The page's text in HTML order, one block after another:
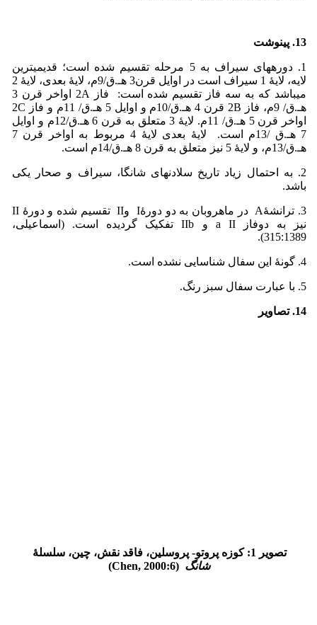
13. پی­نوشت
1. دوره­های سیراف به 5 مرحله تقسیم شده است؛ قدیمی­ترین
لایه، لایۀ 1 سیراف است در اوایل قرن3 هـ.ق/9م، لایۀ بعدی، لایۀ 2
می­باشد که به سه فاز تقسیم شده است: فاز 2A ­اواخر قرن 3
هـ.ق/ 9­م، فاز 2B قرن 4 هـ.ق/10­م و اوایل 5 هـ.ق/ 11م و فاز 2C
اواخر قرن 5 هـ.ق/ 11م. لایۀ 3 متعلق به قرن 6 هـ.ق/12­م و اوایل
7 هـ.ق /13­م است. لایۀ بعدی لایۀ 4 مربوط به اواخر قرن 7
هـ.ق/13م، و لایۀ 5 نیز متعلق به قرن 8 هـ.ق/14م است.
2. به احتمال زیاد تاریخ سلادن­های شانگا، سیراف و صحار یکی
باشد.
3. ترانشۀA در ماهروبان به دو دورۀI وII تقسیم شده و دورۀ II
نیز به دوفاز a II و IIb تفکیک گردیده است. (اسماعیلی،
315:1389).
4. گونۀ این سفال شناسایی نشده است.
5. با عبارت سفال سبز رنگ.
14. تصاویر
تصویر 1: کوزه پروتو- پروسلین، فاقد نقش، چین
، سلسلۀ
شانگ (Chen, 2000:6)